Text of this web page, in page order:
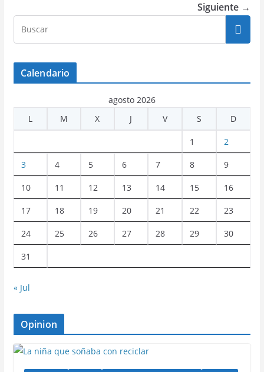
Siguiente →
Calendario
agosto 2026
L
M X J V S D
1 2
3 4 5 6 7 8 9
10 11 12 13 14 15 16
17 18 19 20 21 22 23
24 25 26 27 28 29 30
31
« Jul
Opinion